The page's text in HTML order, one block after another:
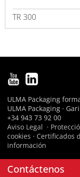
TR 300
Contáctenos
ULMA Packaging
ULMA Packaging ·
+34 943 73 92 00
Aviso Legal ·
cookies · Certificados
información